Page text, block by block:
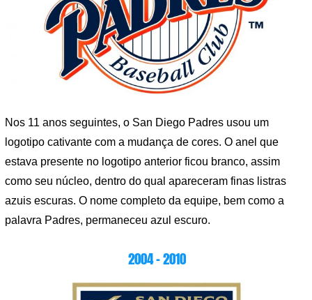
Nos 11 anos seguintes, o San Diego Padres usou um
logotipo cativante com a mudança de cores. O anel que
estava presente no logotipo anterior ficou branco, assim
como seu núcleo, dentro do qual apareceram finas listras
azuis escuras. O nome completo da equipe, bem como a
palavra Padres, permaneceu azul escuro.
2004 – 2010